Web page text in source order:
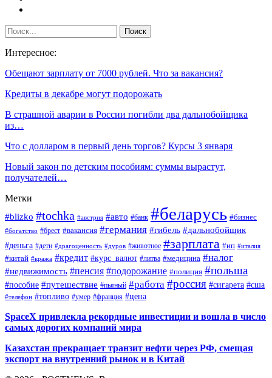
Интересное:
Обещают зарплату от 7000 рублей. Что за вакансия?
Кредиты в декабре могут подорожать
В страшной аварии в России погибли два дальнобойщика
из…
Что с долларом в первый день торгов? Курсы 3 января
Новый закон по детским пособиям: суммы вырастут,
получателей…
Метки
#blizko #tochka #австрия #авто #банк #беларусь #бизнес
#богатство #брест #вакансия #германия #гибель #дальнобойщик
#деньга #дети #драгоценность #дуров #животное #зарплата #ип #италия
#китай #кража #кредит #курс_валют #литва #медицина #налог
#недвижимость #пенсия #подорожание #полиция #польша
#пособие #путешествие #пьяный #работа #россия #сигарета #сша
#телефон #топливо #умер #франция #цена
SpaceX привлекла рекордные инвестиции и вошла в число
самых дорогих компаний мира
Казахстан прекращает транзит нефти через РФ, смещая
экспорт на внутренний рынок и в Китай